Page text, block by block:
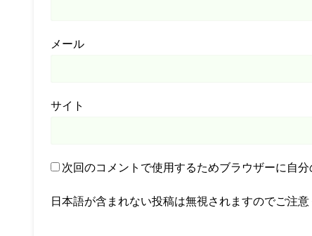
メール
サイト
次回のコメントで使用するためブラウザーに自
日本語が含まれない投稿は無視されますのでご注意